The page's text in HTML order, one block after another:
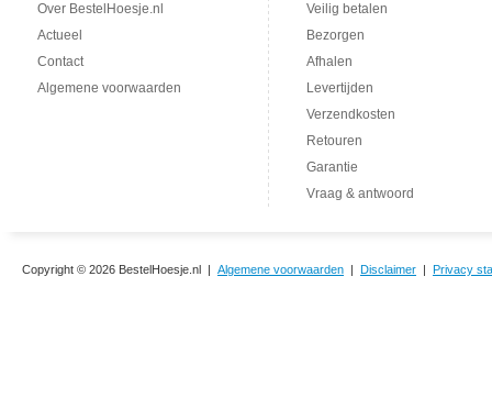
Over BestelHoesje.nl
Actueel
Contact
Algemene voorwaarden
Veilig betalen
Bezorgen
Afhalen
Levertijden
Verzendkosten
Retouren
Garantie
Vraag & antwoord
Copyright © 2026 BestelHoesje.nl | Algemene voorwaarden | Disclaimer | Privacy